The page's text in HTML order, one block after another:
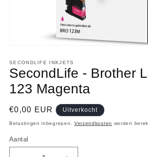
openen
in
modaal
SECONDLIFE INKJETS
SecondLife - Brother
123 Magenta
Normale
prijs
€0,00 EUR Uitverkocht
Belastingen inbegrepen. Verzendkosten worden
Aantal
Aantal